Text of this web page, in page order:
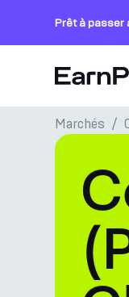
Prêt à passer
Page
Marchés